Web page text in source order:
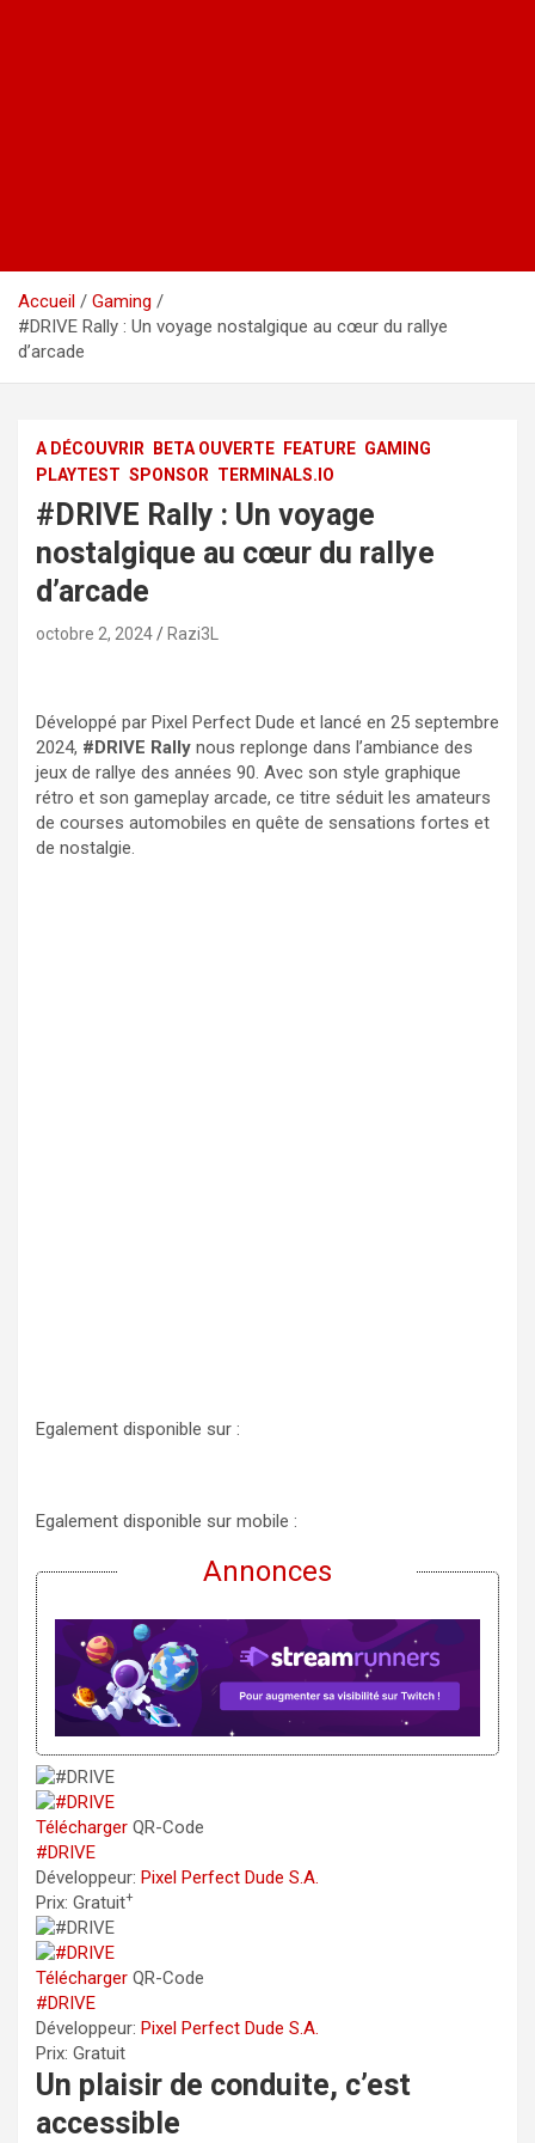
Accueil
Gaming
#DRIVE Rally : Un voyage nostalgique au cœur du rallye
d’arcade
A DÉCOUVRIR BETA OUVERTE FEATURE GAMING
PLAYTEST SPONSOR TERMINALS.IO
#DRIVE Rally : Un voyage
nostalgique au cœur du rallye
d’arcade
octobre 2, 2024 Razi3L
Développé par Pixel Perfect Dude et lancé en 25 septembre
2024, #DRIVE Rally nous replonge dans l’ambiance des
jeux de rallye des années 90. Avec son style graphique
rétro et son gameplay arcade, ce titre séduit les amateurs
de courses automobiles en quête de sensations fortes et
de nostalgie.
Egalement disponible sur :
Egalement disponible sur mobile :
Annonces
Télécharger QR-Code
#DRIVE
Développeur: Pixel Perfect Dude S.A.
Prix: Gratuit+
Télécharger QR-Code
#DRIVE
Développeur: Pixel Perfect Dude S.A.
Prix: Gratuit
Un plaisir de conduite, c’est
accessible